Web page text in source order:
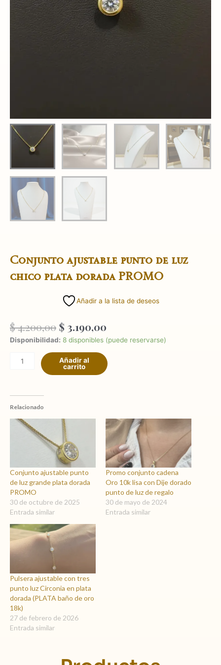
Conjunto ajustable punto de luz
chico plata dorada PROMO
Añadir a la lista de deseos
$4.200,00 El
precio
original
era:
$ 4.200,00.
$ 3.190,00
precio
actual
es:
$ 3.190,00.
Disponibilidad: 8 disponibles (puede reservarse)
Conjunto
punto
chico
plata
PROMO
cantidad
Añadir al
carrito
Relacionado
Conjunto ajustable punto
de luz grande plata dorada
PROMO
30 de octubre de 2025
Entrada similar
Promo conjunto cadena
Oro 10k lisa con Dije dorado
punto de luz de regalo
30 de mayo de 2024
Entrada similar
Pulsera ajustable con tres
punto luz Circonia en plata
dorada (PLATA baño de oro
18k)
27 de febrero de 2026
Entrada similar